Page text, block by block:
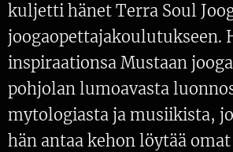
kuljetti hänet Terra Soul
joogaopettajakoulutukseen.
inspiraationsa Mustaan
pohjolan lumoavasta
mytologiasta ja musiikista,
hän antaa kehon löytää